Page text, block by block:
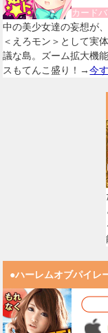
カード
中の美少女達の妄想が
＜えろモン＞として実
議な島。ズーム拡大機
スもてんこ盛り！→今
●ハーレムオブパイレ